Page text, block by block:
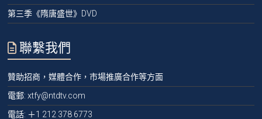
第三季《隋唐盛世》DVD
聯繫我們
贊助招商，媒體合作，市場推廣合作等方面
電郵:xtfy@ntdtv.com
電話: ＋1 212 378 6773